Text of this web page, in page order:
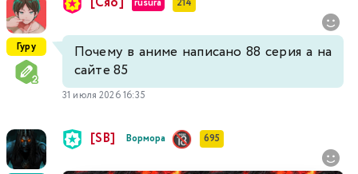
Гуру
rusura 214
Почему в аниме написано 88 серия а на
сайте 85
31 июля 2026 16:35
[SB] Вормора 695